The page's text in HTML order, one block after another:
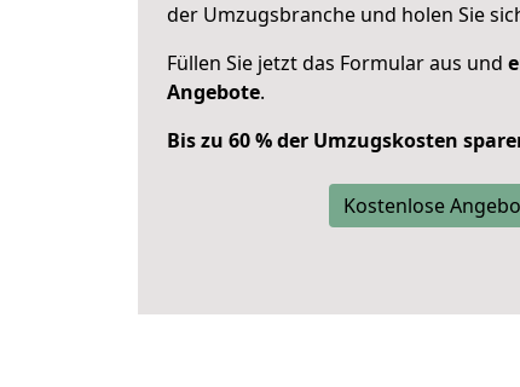
der Umzugsbranche und holen Sie
Füllen Sie jetzt das Formular aus und
Angebote.
Bis zu 60 % der Umzugskosten
Kostenlose